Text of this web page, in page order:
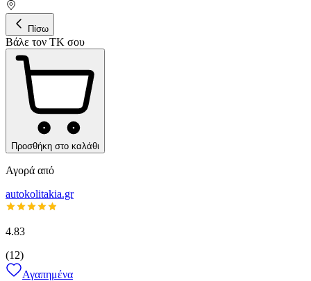
Πίσω
Βάλε τον ΤΚ σου
Προσθήκη στο καλάθι
Αγορά από
autokolitakia.gr
4.83
(12)
Αγαπημένα